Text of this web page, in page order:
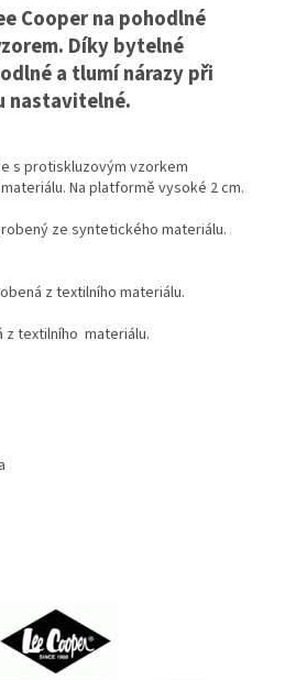
Cooper na pohodlné
Díky bytelné
a tlumí nárazy při
nastavitelné.
s protiskluzovým vzorkem
Na platformě vysoké 2 cm.
ze syntetického materiálu.
z textilního materiálu.
z textilního materiálu.